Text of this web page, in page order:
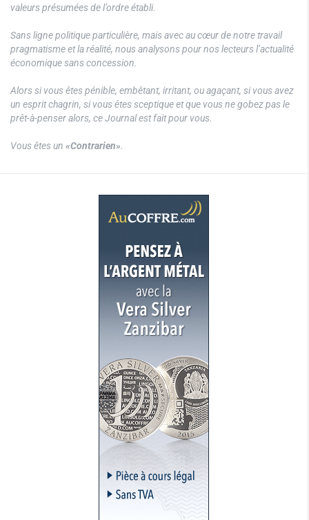
valeurs présumées de l’ordre établi.
Sans ligne politique particulière, mais avec au cœur de notre travail
pragmatisme et la réalité, nous analysons pour nos lecteurs l’actualité
économique sans concession.
Alors si vous êtes pénible, embêtant, irritant, ou agaçant, si vous avez
un esprit chagrin, si vous êtes sceptique et que vous ne gobez pas le
prêt-à-penser alors, ce Journal est fait pour vous.
Vous êtes un «Contrarien».